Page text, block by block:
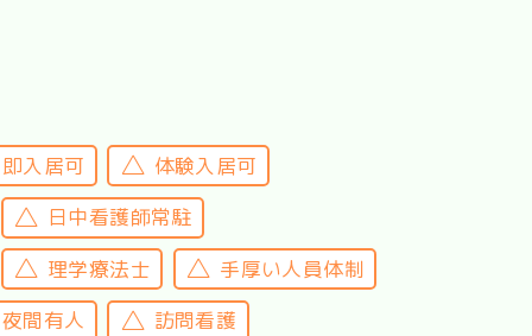
即入居可
体験入居可
日中看護師常駐
理学療法士
手厚い人員体制
夜間有人
訪問看護